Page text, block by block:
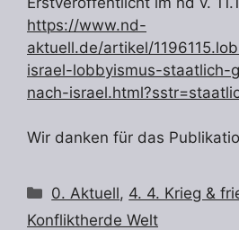
https://www.nd-
aktuell.de/artikel/
israel-lobbyismus-staatlich-
nach-
Wir danken für das
Kategorien
0. Aktuell, 4. 4. Krieg &
Konfliktherde Welt